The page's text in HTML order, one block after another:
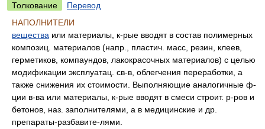
Толкование
Перевод
НАПОЛНИТЕЛИ
вещества или материалы, к-рые вводят в состав полимерных
композиц. материалов (напр., пластич. масс, резин, клеев,
герметиков, компаундов, лакокрасочных материалов) с целью
модификации эксплуатац. св-в, облегчения переработки, а
также снижения их стоимости. Выполняющие аналогичные ф-
ции в-ва или материалы, к-рые вводят в смеси строит. р-ров и
бетонов, наз. заполнителями, а в медицинские и др.
препараты-разбавите-лями.